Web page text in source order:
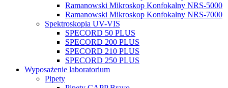
Ramanowski Mikroskop Konfokalny NRS-5000
Ramanowski Mikroskop Konfokalny NRS-7000
Spektroskopia UV-VIS
SPECORD 50 PLUS
SPECORD 200 PLUS
SPECORD 210 PLUS
SPECORD 250 PLUS
Wyposażenie laboratorium
Pipety